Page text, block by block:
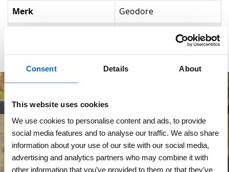
Consent Details About
This website uses cookies
We use cookies to personalise content and ads, to provide
social media features and to analyse our traffic. We also share
information about your use of our site with our social media,
advertising and analytics partners who may combine it with
other information that you’ve provided to them or that they’ve
Specificaties
Merk Geodore
Vanadiumstaal